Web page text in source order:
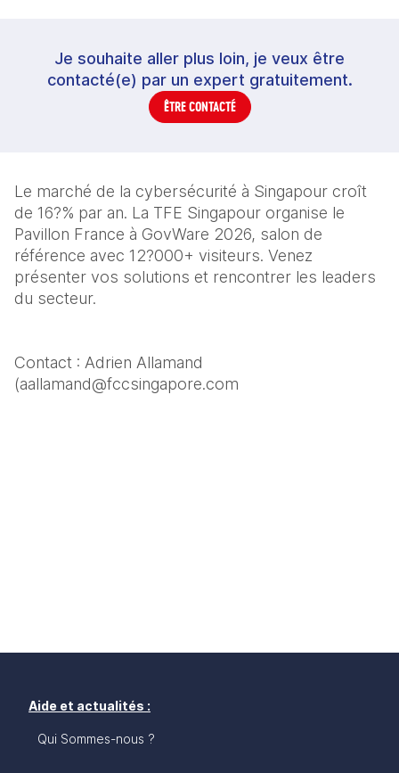
Je souhaite aller plus loin, je veux être
contacté(e) par un expert gratuitement.
ÊTRE CONTACTÉ
Le marché de la cybersécurité à Singapour croît
de 16?% par an. La TFE Singapour organise le
Pavillon France à GovWare 2026, salon de
référence avec 12?000+ visiteurs. Venez
présenter vos solutions et rencontrer les leaders
du secteur.
Contact : Adrien Allamand
(aallamand@fccsingapore.com
Aide et actualités :
Qui Sommes-nous ?